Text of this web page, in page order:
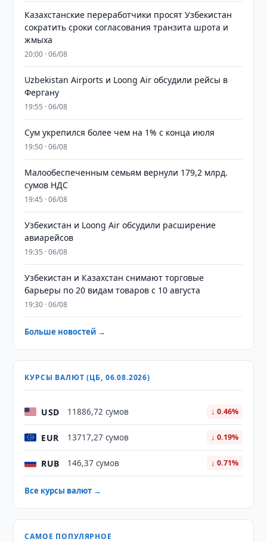
Казахстанские переработчики просят Узбекистан
сократить сроки согласования транзита шрота и
жмыха
20:00 · 06/08
Uzbekistan Airports и Loong Air обсудили рейсы в
Фергану
19:55 · 06/08
Сум укрепился более чем на 1% с конца июля
19:50 · 06/08
Малообеспеченным семьям вернули 179,2 млрд.
сумов НДС
19:45 · 06/08
Узбекистан и Loong Air обсудили расширение
авиарейсов
19:35 · 06/08
Узбекистан и Казахстан снимают торговые
барьеры по 20 видам товаров с 10 августа
19:30 · 06/08
Больше новостей →
КУРСЫ ВАЛЮТ (ЦБ, 06.08.2026)
USD 11886,72 сумов ↓ 0.46%
EUR 13717,27 сумов ↓ 0.19%
RUB 146,37 сумов ↓ 0.71%
Все курсы валют →
САМОЕ ПОПУЛЯРНОЕ